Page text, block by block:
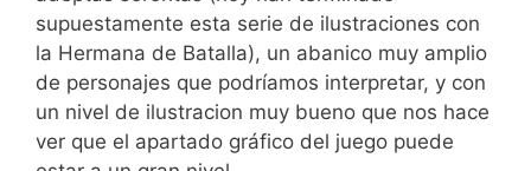
supuestamente esta serie de ilustraciones con
la Hermana de Batalla), un abanico muy amplio
de personajes que podríamos interpretar, y con
un nivel de ilustracion muy bueno que nos hace
ver que el apartado gráfico del juego puede